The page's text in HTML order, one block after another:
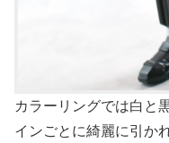
カラーリングでは白と
インごとに綺麗に引かれ